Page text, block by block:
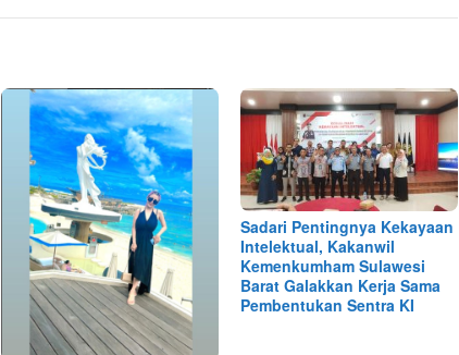
Sadari Pentingnya Kekayaan
Intelektual, Kakanwil
Kemenkumham Sulawesi
Barat Galakkan Kerja Sama
Pembentukan Sentra KI